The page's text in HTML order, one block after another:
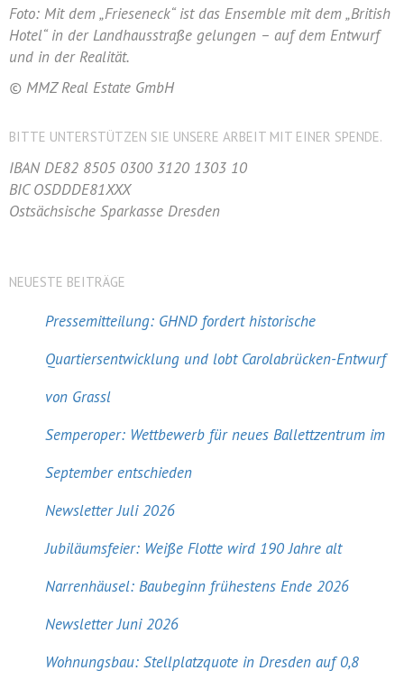
Foto: Mit dem „Frieseneck“ ist das Ensemble mit dem „British
Hotel“ in der Landhausstraße gelungen – auf dem Entwurf
und in der Realität.
© MMZ Real Estate GmbH
BITTE UNTERSTÜTZEN SIE UNSERE ARBEIT MIT EINER SPENDE.
IBAN DE82 8505 0300 3120 1303 10
BIC OSDDDE81XXX
Ostsächsische Sparkasse Dresden
NEUESTE BEITRÄGE
Pressemitteilung: GHND fordert historische
Quartiersentwicklung und lobt Carolabrücken-Entwurf
von Grassl
Semperoper: Wettbewerb für neues Ballettzentrum im
September entschieden
Newsletter Juli 2026
Jubiläumsfeier: Weiße Flotte wird 190 Jahre alt
Narrenhäusel: Baubeginn frühestens Ende 2026
Newsletter Juni 2026
Wohnungsbau: Stellplatzquote in Dresden auf 0,8